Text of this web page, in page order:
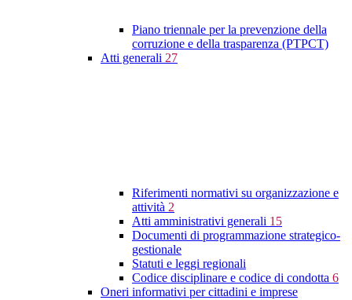
Piano triennale per la prevenzione della
corruzione e della trasparenza (PTPCT)
Atti generali 27
Riferimenti normativi su organizzazione e
attività 2
Atti amministrativi generali 15
Documenti di programmazione strategico-
gestionale
Statuti e leggi regionali
Codice disciplinare e codice di condotta 6
Oneri informativi per cittadini e imprese